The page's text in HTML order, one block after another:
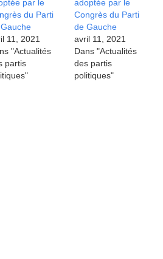
par le
du Parti
11, 2021
"Actualités
partis
adoptée par le
Congrès du Parti
de Gauche
avril 11, 2021
Dans "Actualités
des partis
politiques"